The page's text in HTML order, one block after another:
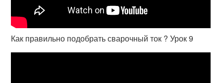
Как правильно подобрать сварочный ток ? Урок 9